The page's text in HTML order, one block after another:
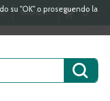
su "OK" o proseguendo la
WISHLIST 0
ARTICOLI
INSERITI
Cerca